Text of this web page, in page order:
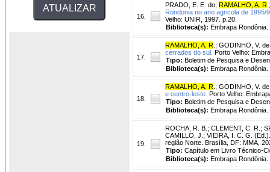
16.
PRADO, E. E. do; RAMALHO, A. R
Rondonia no ano agricola de 1995/
Velho: UNIR, 1997. p.20.
Biblioteca(s): Embrapa Rondônia.
17.
RAMALHO, A. R ; GODINHO, V.
cerrados do sul. Porto Velho:
Tipo: Boletim de Pesquisa e
Biblioteca(s): Embrapa Rondônia.
18.
RAMALHO, A. R ; GODINHO, V.
e centro-leste. Porto Velho:
Tipo: Boletim de Pesquisa e
Biblioteca(s): Embrapa Rondônia.
19.
ROCHA, R. B. ; CLEMENT, C. R. ;
CAMILLO, J.; VIEIRA, I. C. G.
região Norte. Brasília, DF: MMA,
Tipo: Capítulo em Livro Técnico-
Biblioteca(s): Embrapa Rondônia.